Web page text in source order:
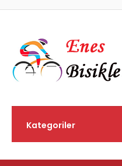
Kategoriler